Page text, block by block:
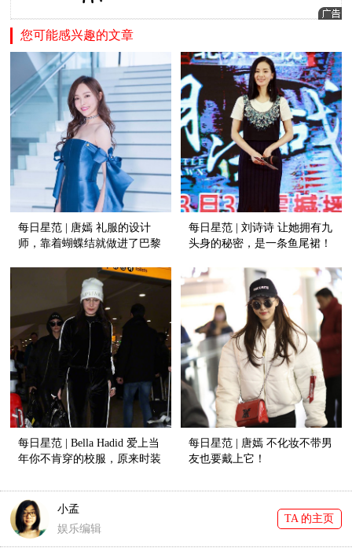
您可能感兴趣的文章
每日星范 | 唐嫣 礼服的设计
师，靠着蝴蝶结就做进了巴黎
每日星范 | 刘诗诗 让她拥有九
头身的秘密，是一条鱼尾裙！
每日星范 | Bella Hadid 爱上当
年你不肯穿的校服，原来时装
每日星范 | 唐嫣 不化妆不带男
友也要戴上它！
小孟
娱乐编辑
TA 的主页